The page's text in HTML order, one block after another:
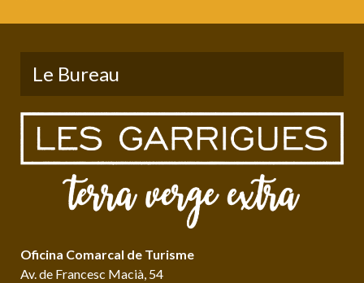
Le Bureau
Oficina Comarcal de Turisme
Av. de Francesc Macià, 54